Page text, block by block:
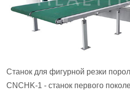
Станок для фигурной резки
CNCHK-1 - станок первого